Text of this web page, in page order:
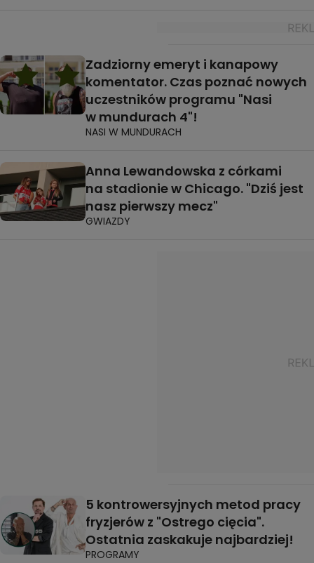
Zadziorny emeryt i kanapowy
komentator. Czas poznać nowych
uczestników programu "Nasi
w mundurach 4"!
NASI W MUNDURACH
Anna Lewandowska z córkami
na stadionie w Chicago. "Dziś jest
nasz pierwszy mecz"
GWIAZDY
5 kontrowersyjnych metod pracy
fryzjerów z "Ostrego cięcia".
Ostatnia zaskakuje najbardziej!
PROGRAMY